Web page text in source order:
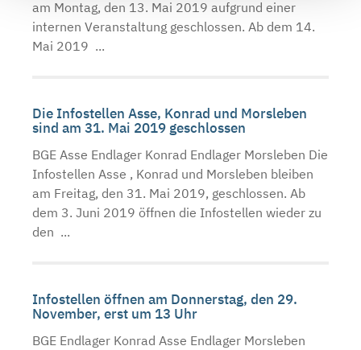
am Montag, den 13. Mai 2019 aufgrund einer
internen Veranstaltung geschlossen. Ab dem 14.
Mai 2019 ...
Die Infostellen Asse, Konrad und Morsleben
sind am 31. Mai 2019 geschlossen
BGE Asse Endlager Konrad Endlager Morsleben Die
Infostellen Asse , Konrad und Morsleben bleiben
am Freitag, den 31. Mai 2019, geschlossen. Ab
dem 3. Juni 2019 öffnen die Infostellen wieder zu
den ...
Infostellen öffnen am Donnerstag, den 29.
November, erst um 13 Uhr
BGE Endlager Konrad Asse Endlager Morsleben